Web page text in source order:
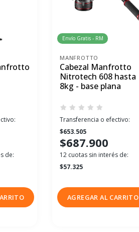
de:
Envío Gratis - RM
MANFROTTO
Cabezal Manfrotto
Nitrotech 608 hasta
8kg - base plana
Transferencia o efectivo:
$653.505
$687.900
12 cuotas sin interés de:
$57.325
AGREGAR AL CARRITO